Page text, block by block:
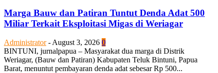
Marga Bauw dan Patiran Tuntut Denda Adat 500
Miliar Terkait Eksploitasi Migas di Weriagar
Administrator - August 3, 2026 0
BINTUNI, jurnalpapua – Masyarakat dua marga di Distrik
Weriagar, (Bauw dan Patiran) Kabupaten Teluk Bintuni, Papua
Barat, menuntut pembayaran denda adat sebesar Rp 500...